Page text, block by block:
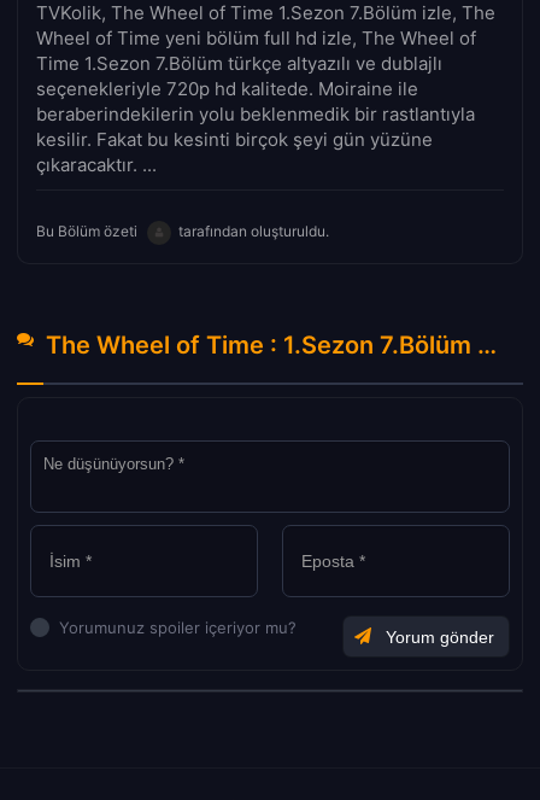
TVKolik, The Wheel of Time 1.Sezon 7.Bölüm izle, The
Wheel of Time yeni bölüm full hd izle, The Wheel of
Time 1.Sezon 7.Bölüm türkçe altyazılı ve dublajlı
seçenekleriyle 720p hd kalitede. Moiraine ile
beraberindekilerin yolu beklenmedik bir rastlantıyla
kesilir. Fakat bu kesinti birçok şeyi gün yüzüne
çıkaracaktır. ...
Bu Bölüm özeti tarafından oluşturuldu.
The Wheel of Time : 1.Sezon 7.Bölüm Hakkında Yorumlar
Yorumunuz spoiler içeriyor mu?